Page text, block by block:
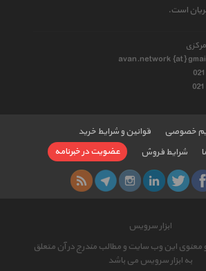
است.
avan.network {at}
خصوصی
قوانین و شرایط خرید
شرایط فروش عضویت در خبرنامه
ابزار سرویس
معنوی این وب سایت و مطالب مندرج در آن متعلق
به ابزار سرویس می باشد